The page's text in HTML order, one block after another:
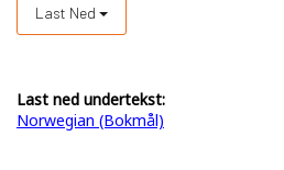
Last Ned
Last ned undertekst:
Norwegian (Bokmål)